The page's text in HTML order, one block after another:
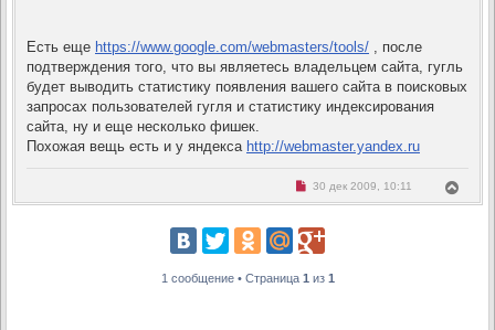
Есть еще https://www.google.com/webmasters/tools/ , после
подтверждения того, что вы являетесь владельцем сайта, гугль
будет выводить статистику появления вашего сайта в поисковых
запросах пользователей гугля и статистику индексирования
сайта, ну и еще несколько фишек.
Похожая вещь есть и у яндекса http://webmaster.yandex.ru
е
Н
п
о
ч
и
а
30 дек 2009, 10:11
1 сообщение • Страница 1 из 1